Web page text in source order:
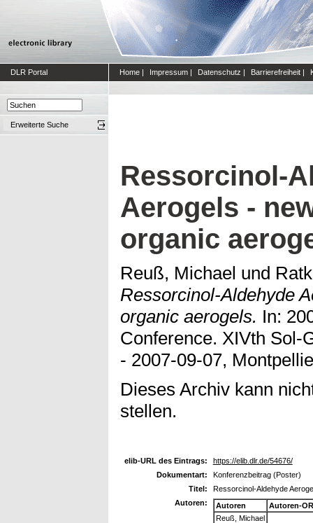
DLR Portal Home | Impressum | Datenschutz | Barrierefreiheit |
Erweiterte Suche
Ressorcinol-
Aerogels -
organic
Reuß, Michael und
Ressorcinol-Aldehyde
organic aerogels. In:
Conference. XIVth Sol-
- 2007-09-07,
Dieses Archiv kann
stellen.
elib-URL des Eintrags:
https://elib.dlr.de/54676/
Dokumentart:
Konferenzbeitrag (Poster)
Titel:
Ressorcinol-Aldehyde
Autoren:
Autoren
Autoren-
Reuß, Michael